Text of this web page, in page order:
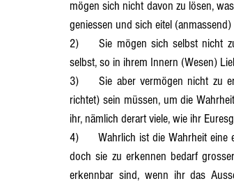
Abschnitt 13 Abschnitt 14
Abschnitt 20 Abschnitt 21
mögen sich nicht davon zu lösen,
geniessen und sich eitel
2)	Sie mögen sich selbst nicht zu ermahnen und verhöhnen sich mit ihren eigenen Hoffnungen und Wünschen
selbst, so in ihrem Innern (Wesen)
3)	Sie aber vermögen nicht zu erkennen (sehen), wessen die wahrheitliche Wahrheit ist, also sie belehrt (unter-
richtet) sein müssen, um die
ihr, nämlich derart viele, wie ihr
4)	Wahrlich ist die Wahrheit eine einzige, die gegeben ist durch die Gesetze und Gebote der Allmacht (Schöpfung),
doch sie zu erkennen bedarf
erkennbar sind, wenn ihr das